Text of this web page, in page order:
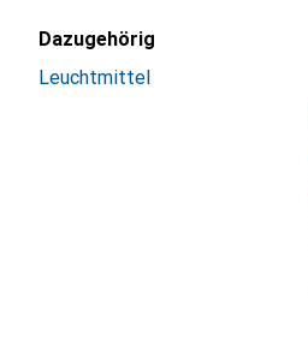
Dazugehörig
Leuchtmittel